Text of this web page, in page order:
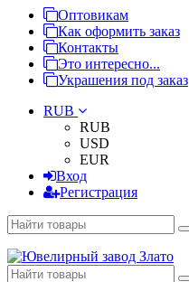
Оптовикам
Как оформить заказ
Контакты
Это интересно...
Украшения под заказ
RUB
RUB
USD
EUR
Вход
Регистрация